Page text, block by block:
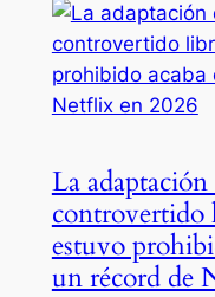
La
controvertido
estuvo
un récord de